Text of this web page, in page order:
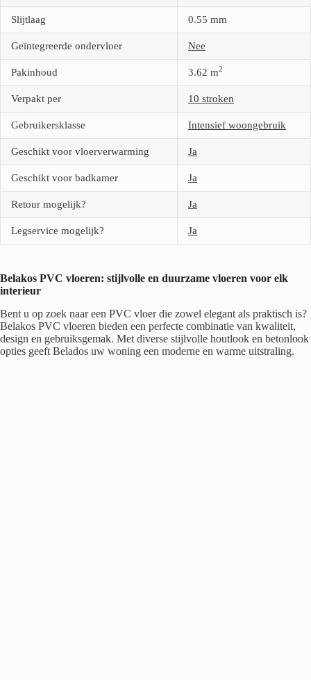
Slijtlaag 0.55 mm
Geïntegreerde ondervloer Nee
Pakinhoud 3.62 m2
Verpakt per 10 stroken
Gebruikersklasse Intensief woongebruik
Geschikt voor vloerverwarming Ja
Geschikt voor badkamer Ja
Retour mogelijk? Ja
Legservice mogelijk? Ja
Belakos PVC vloeren: stijlvolle en duurzame vloeren voor elk
interieur
Bent u op zoek naar een PVC vloer die zowel elegant als praktisch is?
Belakos PVC vloeren bieden een perfecte combinatie van kwaliteit,
design en gebruiksgemak. Met diverse stijlvolle houtlook en betonlook
opties geeft Belados uw woning een moderne en warme uitstraling.